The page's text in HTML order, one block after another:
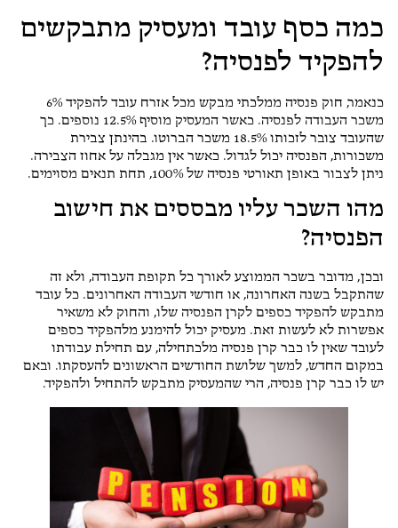
כמה כסף עובד ומעסיק מתבקשים
להפקיד לפנסיה?
כנאמר, חוק פנסיה ממלכתי מבקש מכל אזרח עובד להפקיד 6%
משכר העבודה לפנסיה. כאשר המעסיק מוסיף 12.5% נוספים. כך
שהעובד צובר לזכותו 18.5% משכר הברוטו. בהינתן צבירת
משכורות, הפנסיה יכול לגדול. כאשר אין מגבלה על אחוז הצבירה.
ניתן לצבור באופן תאורטי פנסיה של 100%, תחת תנאים מסוימים.
מהו השכר עליו מבססים את חישוב
הפנסיה?
ובכן, מדובר בשכר הממוצע לאורך כל תקופת העבודה, ולא זה
שהתקבל בשנה האחרונה, או חודשי העבודה האחרונים. כל עובד
מתבקש להפקיד כספים לקרן הפנסיה שלו, והחוק לא משאיר
אפשרות לא לעשות זאת. מעסיק יכול להימנע מלהפקיד כספים
לעובד שאין לו כבר קרן פנסיה מלכתחילה, עם תחילת עבודתו
במקום החדש, למשך שלושת החודשים הראשונים להעסקתו. ובאם
יש לו כבר קרן פנסיה, הרי שהמעסיק מתבקש להתחיל ולהפקיד.